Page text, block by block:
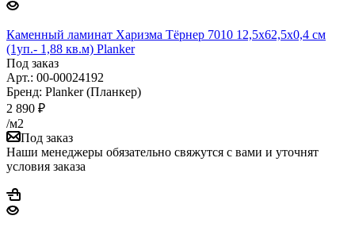
Каменный ламинат Харизма Тёрнер 7010 12,5x62,5x0,4 см
(1уп.- 1,88 кв.м) Planker
Под заказ
Арт.: 00-00024192
Бренд: Planker (Планкер)
2 890 ₽
/м2
Под заказ
Наши менеджеры обязательно свяжутся с вами и уточнят
условия заказа